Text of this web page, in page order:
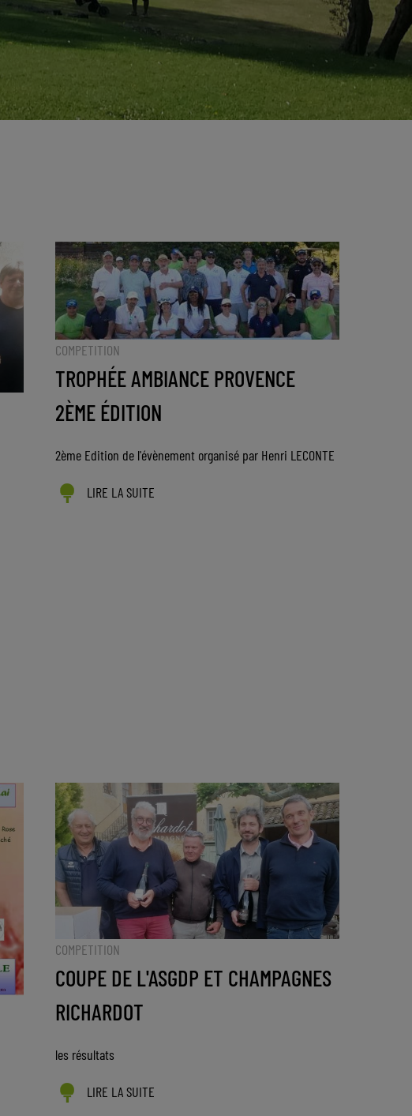
COMPETITION
TROPHÉE AMBIANCE PROVENCE
2ÈME ÉDITION
2ème Edition de l'évènement organisé par Henri LECONTE
LIRE LA SUITE
COMPETITION
COUPE DE L'ASGDP ET CHAMPAGNES
RICHARDOT
les résultats
LIRE LA SUITE